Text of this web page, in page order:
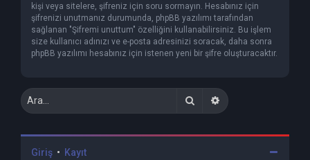
kişi veya sitelere, şifreniz için soru sormayın. Hesabınız için
şifrenizi unutmanız durumunda, phpBB yazılımı tarafından
sağlanan "Şifremi unuttum" özelliğini kullanabilirsiniz. Bu işlem
size kullanıcı adınızı ve e-posta adresinizi soracak, daha sonra
phpBB yazılımı hesabınız için istenen yeni bir şifre oluşturacaktır.
Gelişmiş arama
Giriş • Kayıt